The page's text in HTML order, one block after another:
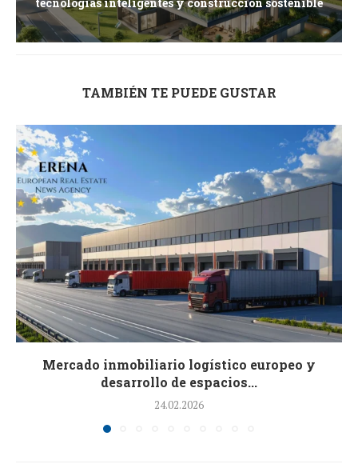
tecnologías inteligentes y construcción sostenible
TAMBIÉN TE PUEDE GUSTAR
Mercado inmobiliario logístico europeo y
desarrollo de espacios...
24.02.2026